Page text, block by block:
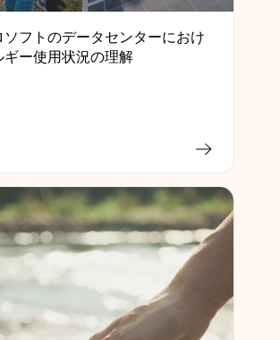
ソフトのデータセンターにおけ
ギー使用状況の理解